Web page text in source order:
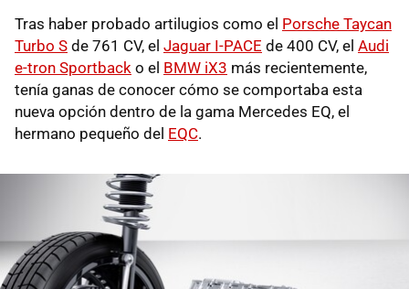
Tras haber probado artilugios como el Porsche Taycan
Turbo S de 761 CV, el Jaguar I-PACE de 400 CV, el Audi
e-tron Sportback o el BMW iX3 más recientemente,
tenía ganas de conocer cómo se comportaba esta
nueva opción dentro de la gama Mercedes EQ, el
hermano pequeño del EQC.